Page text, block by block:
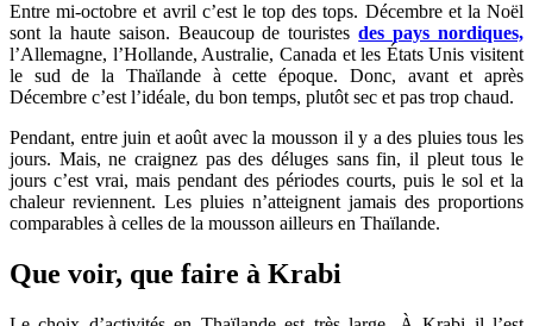
Entre mi-octobre et avril c’est le top des tops. Décembre et la Noël
sont la haute saison. Beaucoup de touristesdes pays nordiques,
l’Allemagne, l’Hollande, Australie, Canada et les États Unis visitent
le sud de la Thaïlande à cette époque. Donc, avant et après
Décembre c’est l’idéale, du bon temps, plutôt sec et pas trop chaud.
Pendant, entre juin et août avec la mousson il y a des pluies tous les
jours. Mais, ne craignez pas des déluges sans fin, il pleut tous le
jours c’est vrai, mais pendant des périodes courts, puis le sol et la
chaleur reviennent. Les pluies n’atteignent jamais des proportions
comparables à celles de la mousson ailleurs en Thaïlande.
Que voir, que faire à Krabi